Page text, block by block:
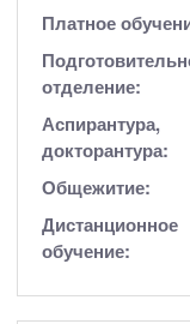
o
Платное
отделение:
Аспирантура,
докторантура:
Общежитие:
Дистанционное
обучение: